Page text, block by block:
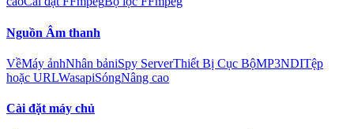
Nguồn Âm thanh
VềMáy ảnhNhân bảniSpy ServerThiết Bị Cục BộMP3NDITệp
hoặc URLWasapiSóngNâng cao
Cài đặt máy chủ